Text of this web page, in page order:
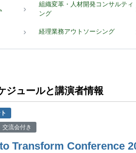
組織変革・人材開発コンサルティ
ング
経理業務アウトソーシング
ジュールと講演者情報
交流会付き
Transform Conference